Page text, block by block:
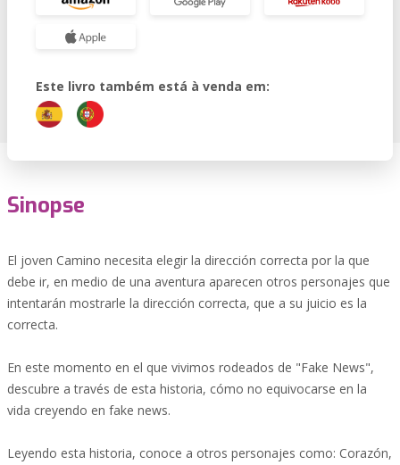
Este livro também está à venda em:
Sinopse
El joven Camino necesita elegir la dirección correcta por la que
debe ir, en medio de una aventura aparecen otros personajes que
intentarán mostrarle la dirección correcta, que a su juicio es la
correcta.
En este momento en el que vivimos rodeados de "Fake News",
descubre a través de esta historia, cómo no equivocarse en la
vida creyendo en fake news.
Leyendo esta historia, conoce a otros personajes como: Corazón,